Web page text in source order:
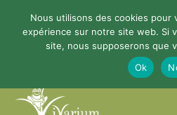
03 89 74 02 48
Nous utilisons des cookies pour
expérience sur notre site web. Si
site, nous supposerons que
Ok